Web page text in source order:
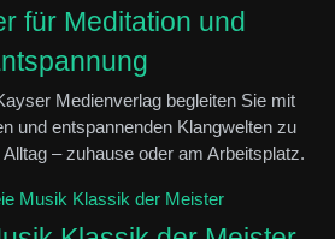
für Meditation und
Medienverlag begleiten Sie mit
und entspannenden Klangwelten zu
– zuhause oder am Arbeitsplatz.